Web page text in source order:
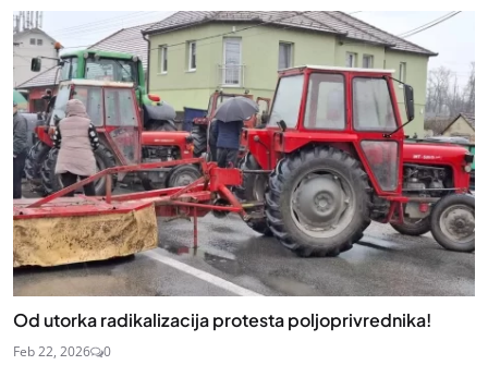
Od utorka radikalizacija protesta poljoprivrednika!
Feb 22, 2026 0